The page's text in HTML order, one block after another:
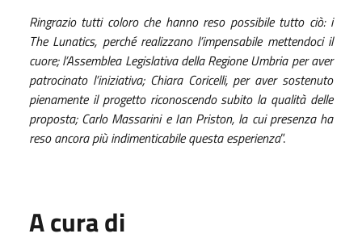
Ringrazio tutti coloro che hanno reso possibile tutto ciò: i
The Lunatics, perché realizzano l’impensabile mettendoci il
cuore; l’Assemblea Legislativa della Regione Umbria per aver
patrocinato l’iniziativa; Chiara Coricelli, per aver sostenuto
pienamente il progetto riconoscendo subito la qualità delle
proposta; Carlo Massarini e Ian Priston, la cui presenza ha
reso ancora più indimenticabile questa esperienza”.
A cura di